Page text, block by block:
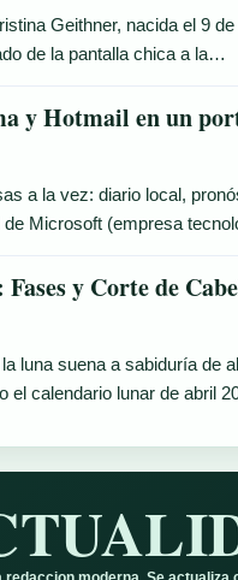
Geithner, nacida el 9
de la pantalla chica a la…
y Hotmail en un
a la vez: diario local,
Microsoft (empresa
y Corte de
luna suena a sabiduría de
el calendario lunar de abril